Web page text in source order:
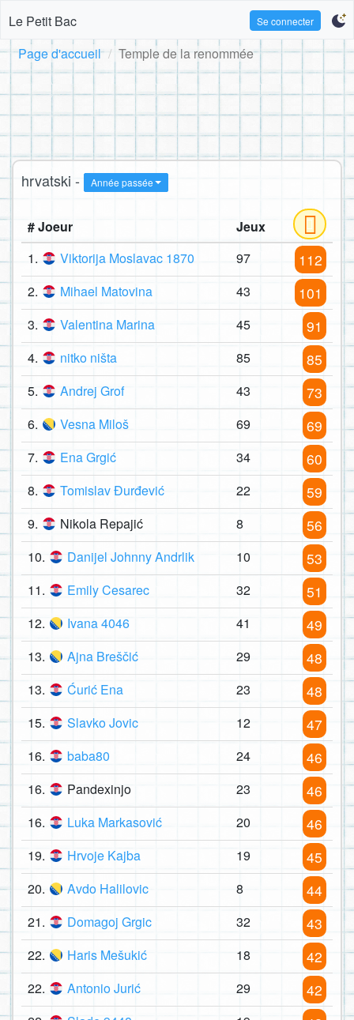
Le Petit Bac Se connecter
Page d'accueil Temple de la renommée
hrvatski - Année passée
# Joeur
Jeux
1.
Viktorija Moslavac 1870 97 112
2. Mihael Matovina 43 101
3. Valentina Marina 45 91
4. nitko ništa 85 85
5. Andrej Grof 43 73
6. Vesna Miloš 69 69
7. Ena Grgić 34 60
8. Tomislav Đurđević 22 59
9. Nikola Repajić 8 56
10. Danijel Johnny Andrlik 10 53
11. Emily Cesarec 32 51
12. Ivana 4046 41 49
13. Ajna Breščić 29 48
13. Ćurić Ena 23 48
15. Slavko Jovic 12 47
16. baba80 24 46
16. Pandexinjo 23 46
16. Luka Markasović 20 46
19. Hrvoje Kajba 19 45
20. Avdo Halilovic 8 44
21. Domagoj Grgic 32 43
22. Haris Mešukić 18 42
22. Antonio Jurić 29 42